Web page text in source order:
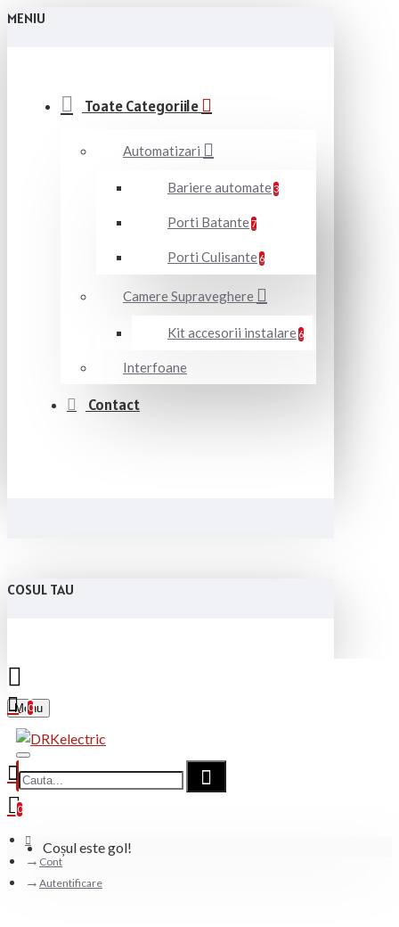
MENIU
Toate Categoriile
Automatizari
Bariere automate3
Porti Batante7
Porti Culisante 6
Camere Supraveghere
Kit accesorii instalare 6
Interfoane
Contact
COSUL TAU
Menu
0
0
Coșul este gol!
Cont
Autentificare